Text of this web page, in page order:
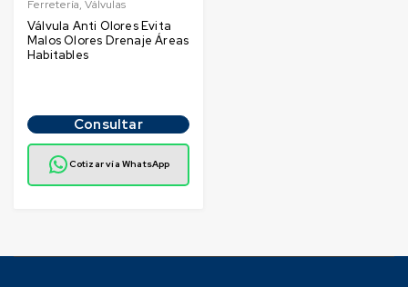
Ferretería,Válvulas
Válvula Anti Olores Evita
Malos Olores Drenaje Áreas
Habitables
Consultar
Cotizar vía WhatsApp